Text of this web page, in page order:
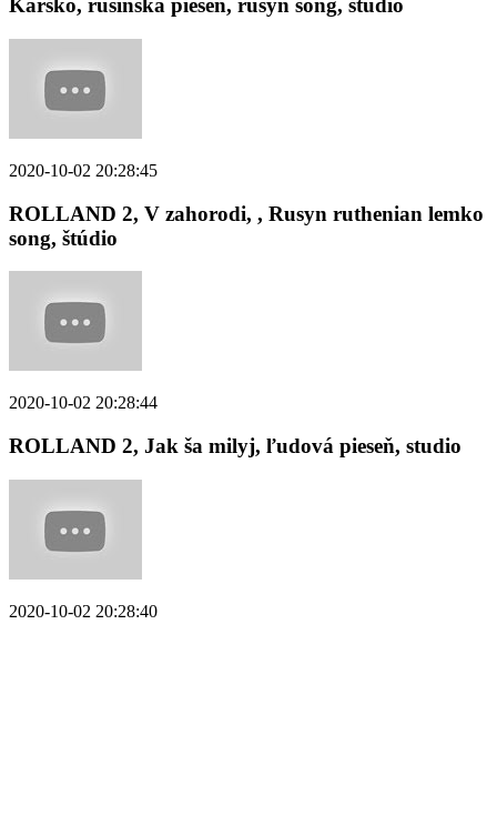
Karško, rusínska pieseň, rusyn song, štúdio
2020-10-02 20:28:45
ROLLAND 2, V zahorodi, , Rusyn ruthenian lemko
song, štúdio
2020-10-02 20:28:44
ROLLAND 2, Jak ša milyj, ľudová pieseň, studio
2020-10-02 20:28:40